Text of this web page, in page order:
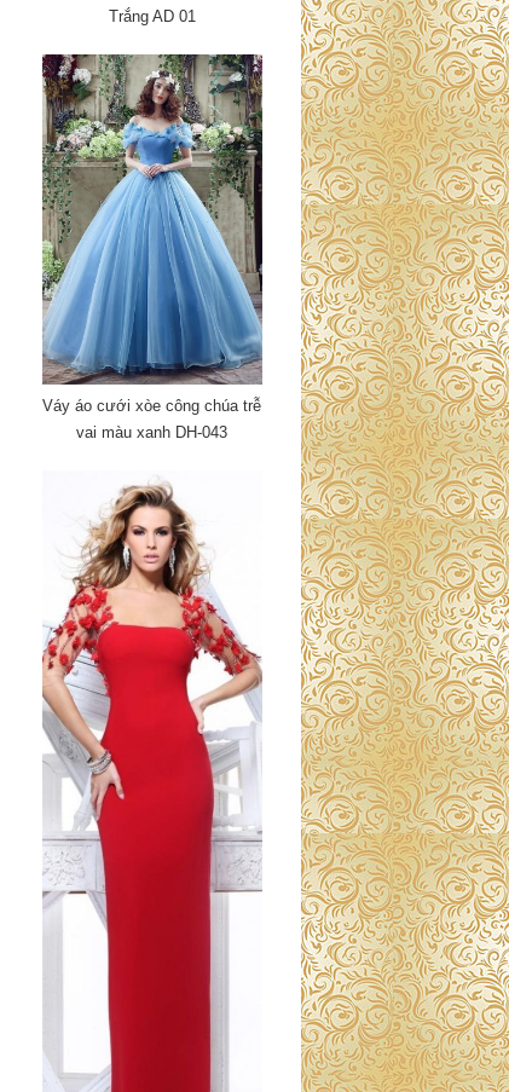
Trắng AD 01
Váy áo cưới xòe công chúa trễ
vai màu xanh DH-043